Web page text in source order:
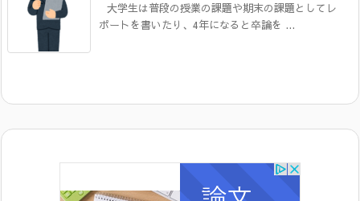
大学生は普段の授業の課題や期末の課題としてレ
ポートを書いたり、4年になると卒論を ...